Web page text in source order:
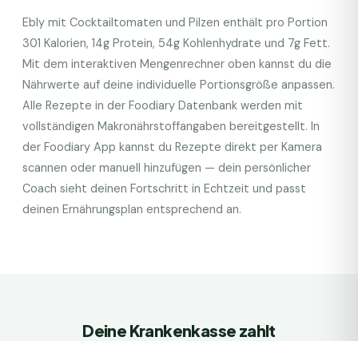
Ebly mit Cocktailtomaten und Pilzen enthält pro Portion
301 Kalorien, 14g Protein, 54g Kohlenhydrate und 7g Fett.
Mit dem interaktiven Mengenrechner oben kannst du die
Nährwerte auf deine individuelle Portionsgröße anpassen.
Alle Rezepte in der Foodiary Datenbank werden mit
vollständigen Makronährstoffangaben bereitgestellt. In
der Foodiary App kannst du Rezepte direkt per Kamera
scannen oder manuell hinzufügen — dein persönlicher
Coach sieht deinen Fortschritt in Echtzeit und passt
deinen Ernährungsplan entsprechend an.
Deine Krankenkasse zahlt